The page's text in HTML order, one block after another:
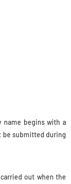
name begins with a
be submitted during
out when the